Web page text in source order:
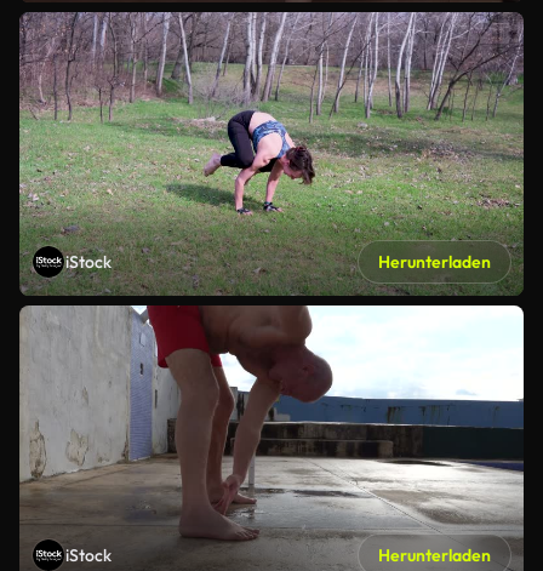
iStock Herunterladen
iStock Herunterladen